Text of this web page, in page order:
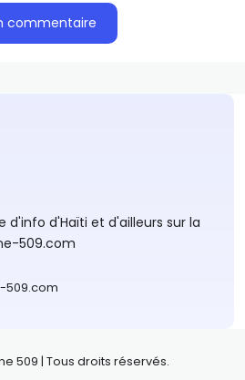
d'info d'Haïti et d'ailleurs sur la
509.com
509.com
509 | Tous droits réservés.